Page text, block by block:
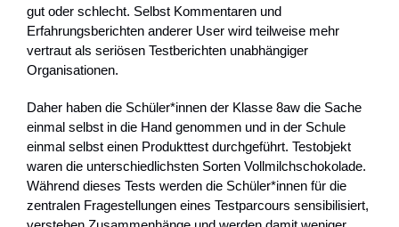
gut oder schlecht. Selbst Kommentaren und
Erfahrungsberichten anderer User wird teilweise mehr
vertraut als seriösen Testberichten unabhängiger
Organisationen.
Daher haben die Schüler*innen der Klasse 8aw die Sache
einmal selbst in die Hand genommen und in der Schule
einmal selbst einen Produkttest durchgeführt. Testobjekt
waren die unterschiedlichsten Sorten Vollmilchschokolade.
Während dieses Tests werden die Schüler*innen für die
zentralen Fragestellungen eines Testparcours sensibilisiert,